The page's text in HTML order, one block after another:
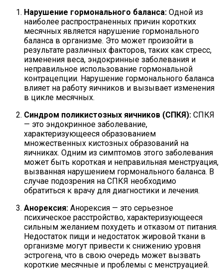
Нарушение гормонального баланса: Одной из
наиболее распространенных причин коротких
месячных является нарушение гормонального
баланса в организме. Это может произойти в
результате различных факторов, таких как стресс,
изменения веса, эндокринные заболевания и
неправильное использование гормональной
контрацепции. Нарушение гормонального баланса
влияет на работу яичников и вызывает изменения
в цикле месячных.
Синдром поликистозных яичников (СПКЯ): СПКЯ
— это эндокринное заболевание,
характеризующееся образованием
множественных кистозных образований на
яичниках. Одним из симптомов этого заболевания
может быть короткая и неправильная менструация,
вызванная нарушением гормонального баланса. В
случае подозрения на СПКЯ необходимо
обратиться к врачу для диагностики и лечения.
Анорексия: Анорексия — это серьезное
психическое расстройство, характеризующееся
сильным желанием похудеть и отказом от питания.
Недостаток пищи и недостаток жировой ткани в
организме могут привести к снижению уровня
эстрогена, что в свою очередь может вызвать
короткие месячные и проблемы с менструацией.